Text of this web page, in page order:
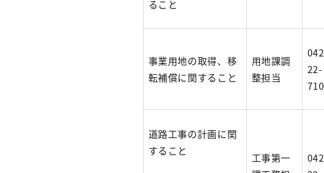
ること
事業用地の取得、移
転補償に関すること
用地課調
整担当
22-
道路工事の計画に関
すること
工事第一